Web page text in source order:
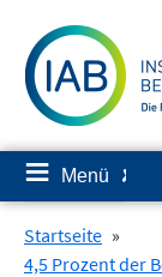
zum
Inhalt
≡ Menü ✘
Startseite »
4,5 Prozent der